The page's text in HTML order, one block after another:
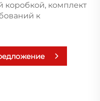
коробкой, комплект
к